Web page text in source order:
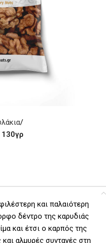
και παλαιότερη
δέντρο της καρυδιάς
και έτσι ο καρπός της
αλμυρές συνταγές στη